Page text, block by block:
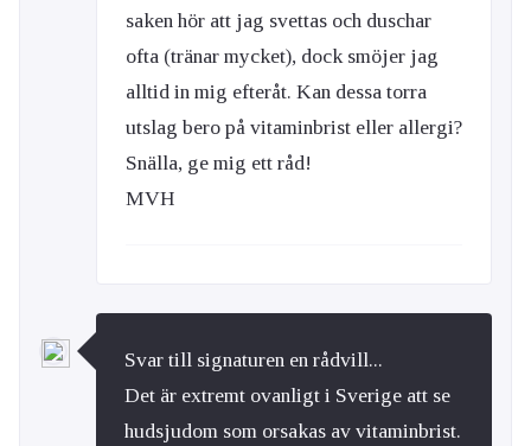
saken hör att jag svettas och duschar
ofta (tränar mycket), dock smöjer jag
alltid in mig efteråt. Kan dessa torra
utslag bero på vitaminbrist eller allergi?
Snälla, ge mig ett råd!
MVH
Svar till signaturen en rådvill...
Det är extremt ovanligt i Sverige att se
hudsjudom som orsakas av vitaminbrist.